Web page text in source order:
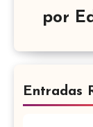
por
Entradas